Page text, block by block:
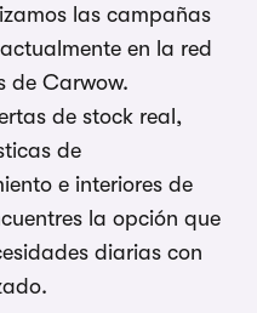
las campañas
en la red
de Carwow.
de stock real,
de
e interiores de
la opción que
diarias con